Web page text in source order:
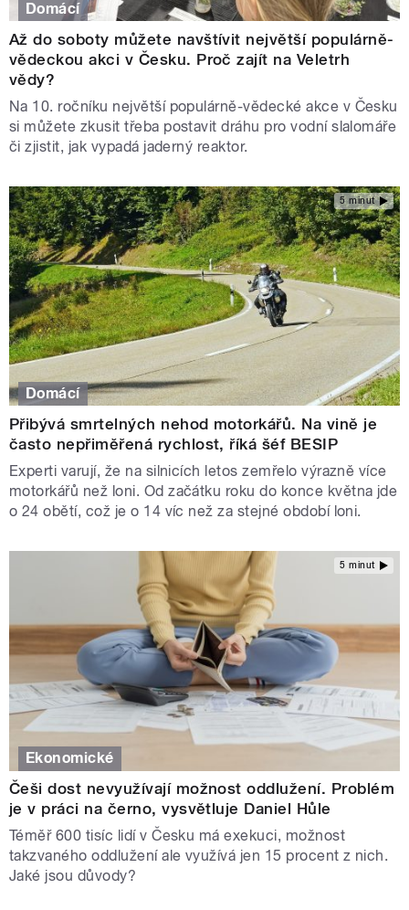
Domácí
Až do soboty můžete navštívit největší populárně-
vědeckou akci v Česku. Proč zajít na Veletrh
vědy?
Na 10. ročníku největší populárně-vědecké akce v Česku
si můžete zkusit třeba postavit dráhu pro vodní slalomáře
či zjistit, jak vypadá jaderný reaktor.
5 minut
Domácí
Přibývá smrtelných nehod motorkářů. Na vině je
často nepřiměřená rychlost, říká šéf BESIP
Experti varují, že na silnicích letos zemřelo výrazně více
motorkářů než loni. Od začátku roku do konce května jde
o 24 obětí, což je o 14 víc než za stejné období loni.
5 minut
Ekonomické
Češi dost nevyužívají možnost oddlužení. Problém
je v práci na černo, vysvětluje Daniel Hůle
Téměř 600 tisíc lidí v Česku má exekuci, možnost
takzvaného oddlužení ale využívá jen 15 procent z nich.
Jaké jsou důvody?